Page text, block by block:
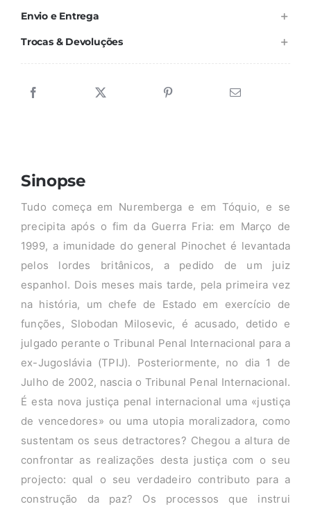
PERDOAR
Envio e Entrega
Trocas & Devoluções
Sinopse
Tudo começa em Nuremberga e em Tóquio, e se
precipita após o fim da Guerra Fria: em Março de
1999, a imunidade do general Pinochet é levantada
pelos lordes britânicos, a pedido de um juiz
espanhol. Dois meses mais tarde, pela primeira vez
na história, um chefe de Estado em exercício de
funções, Slobodan Milosevic, é acusado, detido e
julgado perante o Tribunal Penal Internacional para a
ex-Jugoslávia (TPIJ). Posteriormente, no dia 1 de
Julho de 2002, nascia o Tribunal Penal Internacional.
É esta nova justiça penal internacional uma «justiça
de vencedores» ou uma utopia moralizadora, como
sustentam os seus detractores? Chegou a altura de
confrontar as realizações desta justiça com o seu
projecto: qual o seu verdadeiro contributo para a
construção da paz? Os processos que instrui